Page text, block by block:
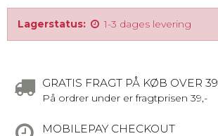
Lagerstatus: 1-3 dages levering
GRATIS FRAGT PÅ KØB OVER
På ordrer under er fragtprisen 39,-
MOBILEPAY CHECKOUT